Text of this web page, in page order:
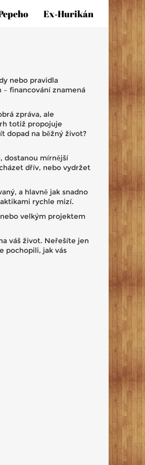
Ex‑hurikán
nebo pravidla
financování znamená
zpráva, ale
totiž propojuje
dopad na běžný život?
dostanou mírnější
dřív, nebo vydržet
a hlavně jak snadno
rychle mizí.
velkým projektem
váš život. Neřešíte jen
pochopili, jak vás